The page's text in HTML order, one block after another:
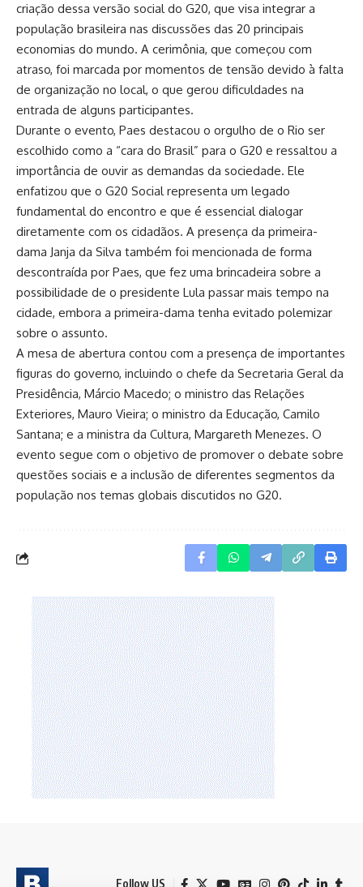
criação dessa versão social do G20, que visa integrar a
população brasileira nas discussões das 20 principais
economias do mundo. A cerimônia, que começou com
atraso, foi marcada por momentos de tensão devido à falta
de organização no local, o que gerou dificuldades na
entrada de alguns participantes.
Durante o evento, Paes destacou o orgulho de o Rio ser
escolhido como a “cara do Brasil” para o G20 e ressaltou a
importância de ouvir as demandas da sociedade. Ele
enfatizou que o G20 Social representa um legado
fundamental do encontro e que é essencial dialogar
diretamente com os cidadãos. A presença da primeira-
dama Janja da Silva também foi mencionada de forma
descontraída por Paes, que fez uma brincadeira sobre a
possibilidade de o presidente Lula passar mais tempo na
cidade, embora a primeira-dama tenha evitado polemizar
sobre o assunto.
A mesa de abertura contou com a presença de importantes
figuras do governo, incluindo o chefe da Secretaria Geral da
Presidência, Márcio Macedo; o ministro das Relações
Exteriores, Mauro Vieira; o ministro da Educação, Camilo
Santana; e a ministra da Cultura, Margareth Menezes. O
evento segue com o objetivo de promover o debate sobre
questões sociais e a inclusão de diferentes segmentos da
população nos temas globais discutidos no G20.
Follow US